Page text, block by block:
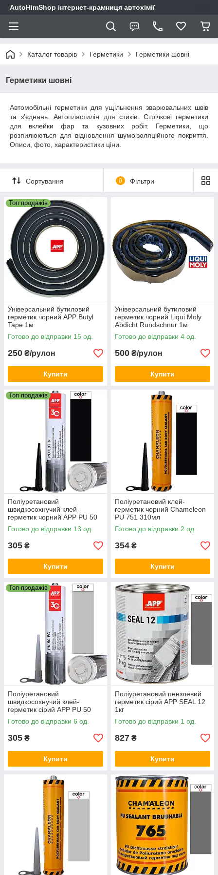
AutoHimShop інтернет-крамниця автохімії
Каталог товарів Герметики Герметики шовні
Герметики шовні
Автомобільні герметики для ущільнення зварювальних швів
та з'єднань. Автопластилін для стиків. Стрічкові герметики
для вклейки фар та кузовних робіт. Герметики, що
розпилюються для відновлення шумоізоляційного покриття.
Описи, фото, характеристики ціни.
Сортування 0 Фільтри
Топ продажів
Універсальний бутиловий
герметик чорний APP Butyl
Tape 1м
Готово до відправки 15 од.
250 ₴/рулон
Купити
Універсальний бутиловий
герметик чорний Liqui Moly
Abdicht Rundschnur 1м
Готово до відправки 4 од.
500 ₴/рулон
Купити
Топ продажів
Поліуретановий
швидкосохнучий клей-
герметик чорний APP PU 50
Fast Cure 310мл
Готово до відправки 13 од.
305 ₴
Купити
Поліуретановий клей-
герметик чорний Chameleon
PU 751 310мл
Готово до відправки 2 од.
354 ₴
Купити
Топ продажів
Поліуретановий
швидкосохнучий клей-
герметик сірий APP PU 50
Fast Cure 310мл
Готово до відправки 6 од.
305 ₴
Купити
Поліуретановий пензлевий
герметик сірий APP SEAL 12
1кг
Готово до відправки 1 од.
827 ₴
Купити